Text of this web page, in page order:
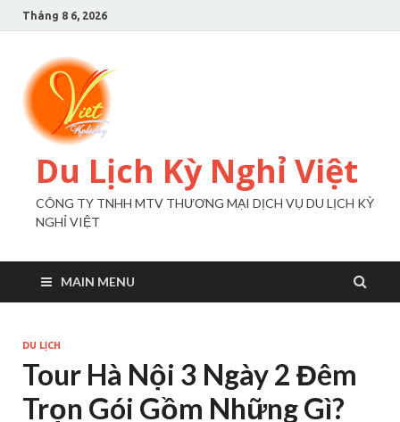
Tháng 8 6, 2026
Du Lịch Kỳ Nghỉ Việt
CÔNG TY TNHH MTV THƯƠNG MẠI DỊCH VỤ DU LỊCH KỲ
NGHỈ VIỆT
MAIN MENU
DU LỊCH
Tour Hà Nội 3 Ngày 2 Đêm
Trọn Gói Gồm Những Gì?